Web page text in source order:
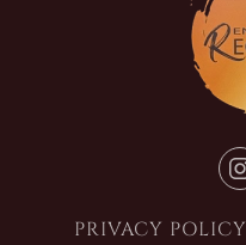
PRIVACY POLICY